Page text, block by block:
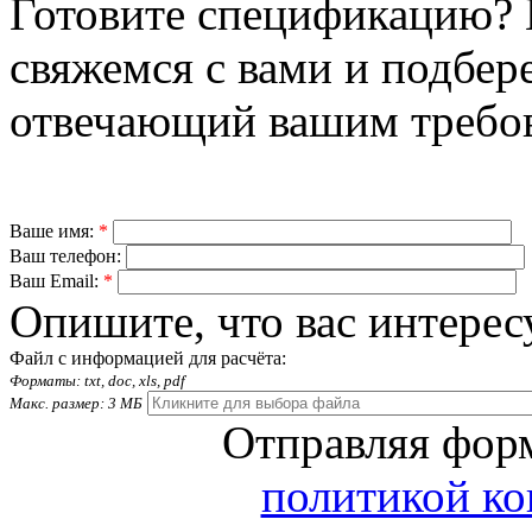
Готовите
свяжемся с вами и
отвечающий вашим
Ваше имя: *
Ваш телефон:
Ваш Email: *
Опишите, что вас
Файл с информацией для расчёта:
Форматы: txt, doc, xls, pdf
Макс. размер: 3 МБ
Отправляя
политикой